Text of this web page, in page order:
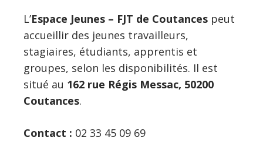
L’Espace Jeunes – FJT de Coutances peut
accueillir des jeunes travailleurs,
stagiaires, étudiants, apprentis et
groupes, selon les disponibilités. Il est
situé au 162 rue Régis Messac, 50200
Coutances.
Contact : 02 33 45 09 69